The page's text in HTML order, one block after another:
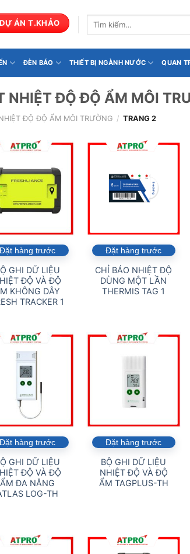
DỰ ÁN T.KHẢO
Tìm
ĐÈN BÁO THIẾT BỊ NGÀNH NƯỚC QUAN
NHIỆT ĐỘ ĐỘ ẨM MÔI
ĐỘ ĐỘ ẨM MÔI TRƯỜNG / TRANG 2
Đặt hàng trước
GHI DỮ LIỆU
ĐỘ VÀ ĐỘ
KHÔNG DÂY
TRACKER 1
Đặt hàng trước
CHỈ BÁO NHIỆT ĐỘ
DÙNG MỘT LẦN
THERMIS TAG 1
Đặt hàng trước
GHI DỮ LIỆU
ĐỘ VÀ ĐỘ
ẨM ĐA NĂNG
LOG-TH
Đặt hàng trước
BỘ GHI DỮ LIỆU
NHIỆT ĐỘ VÀ ĐỘ
ẨM TAGPLUS-TH